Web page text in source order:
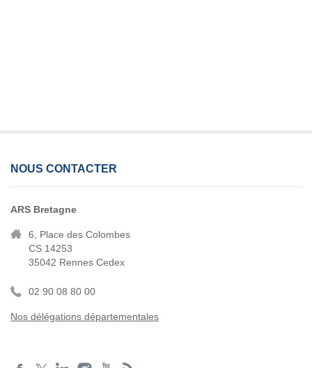
NOUS CONTACTER
ARS Bretagne
6, Place des Colombes
CS 14253
35042 Rennes Cedex
02 90 08 80 00
Nos délégations départementales